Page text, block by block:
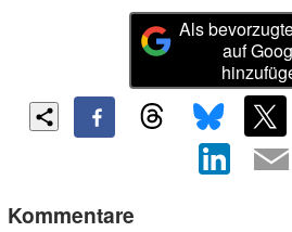
Als
auf
Kommentare